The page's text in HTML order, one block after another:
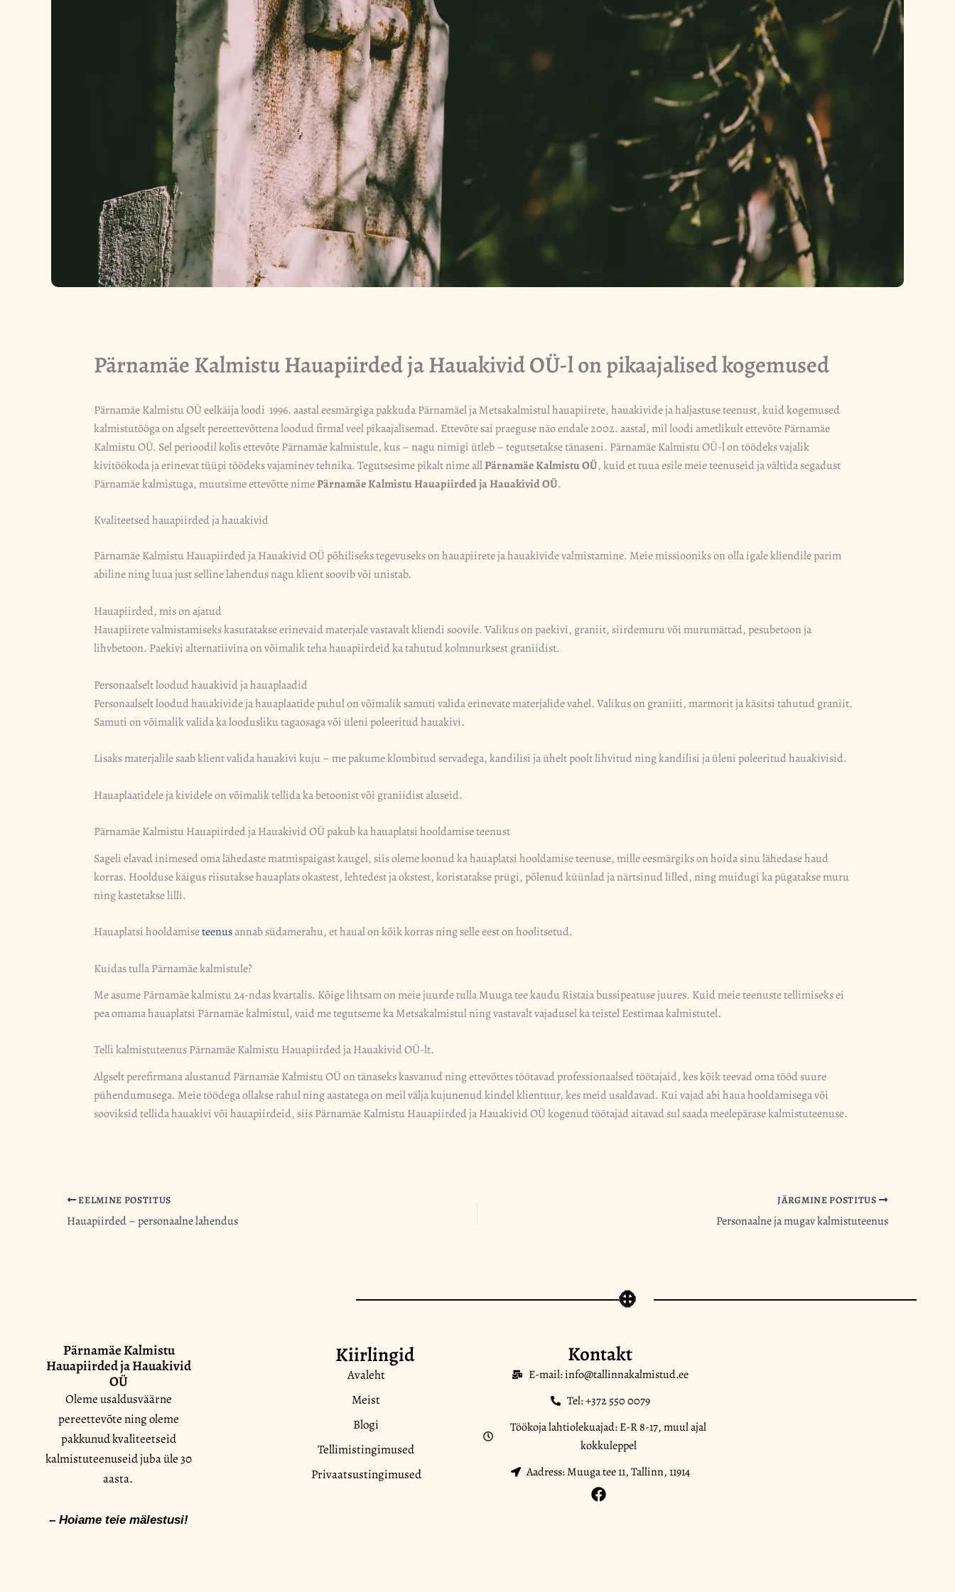
Pärnamäe Kalmistu Hauapiirded ja Hauakivid OÜ-l on pikaajalised kogemused
Pärnamäe Kalmistu OÜ eelkäija loodi 1996. aastal eesmärgiga pakkuda Pärnamäel ja Metsakalmistul hauapiirete, hauakivide ja haljastuse teenust, kuid kogemused
kalmistutööga on algselt pereettevõttena loodud firmal veel pikaajalisemad. Ettevõte sai praeguse näo endale 2002. aastal, mil loodi ametlikult ettevõte Pärnamäe
Kalmistu OÜ. Sel perioodil kolis ettevõte Pärnamäe kalmistule, kus – nagu nimigi ütleb – tegutsetakse tänaseni. Pärnamäe Kalmistu OÜ-l on töödeks vajalik
kivitöökoda ja erinevat tüüpi töödeks vajaminev tehnika. Tegutsesime pikalt nime allPärnamäe Kalmistu OÜ, kuid et tuua esile meie teenuseid ja vältida segadust
Pärnamäe kalmistuga, muutsime ettevõtte nimePärnamäe Kalmistu Hauapiirded ja Hauakivid OÜ.
Kvaliteetsed hauapiirded ja hauakivid
Pärnamäe Kalmistu Hauapiirded ja Hauakivid OÜ põhiliseks tegevuseks on hauapiirete ja hauakivide valmistamine. Meie missiooniks on olla igale kliendile parim
abiline ning luua just selline lahendus nagu klient soovib või unistab.
Hauapiirded, mis on ajatud
Hauapiirete valmistamiseks kasutatakse erinevaid materjale vastavalt kliendi soovile. Valikus on paekivi, graniit, siirdemuru või murumättad, pesubetoon ja
lihvbetoon. Paekivi alternatiivina on võimalik teha hauapiirdeid ka tahutud kolmnurksest graniidist.
Personaalselt loodud hauakivid ja hauaplaadid
Personaalselt loodud hauakivide ja hauaplaatide puhul on võimalik samuti valida erinevate materjalide vahel. Valikus on graniiti, marmorit ja käsitsi tahutud graniit.
Samuti on võimalik valida ka loodusliku tagaosaga või üleni poleeritud hauakivi.
Lisaks materjalile saab klient valida hauakivi kuju – me pakume klombitud servadega, kandilisi ja ühelt poolt lihvitud ning kandilisi ja üleni poleeritud hauakivisid.
Hauaplaatidele ja kividele on võimalik tellida ka betoonist või graniidist aluseid.
Pärnamäe Kalmistu Hauapiirded ja Hauakivid OÜ pakub ka hauaplatsi hooldamise teenust
Sageli elavad inimesed oma lähedaste matmispaigast kaugel, siis oleme loonud ka hauaplatsi hooldamise teenuse, mille eesmärgiks on hoida sinu lähedase haud
korras. Hoolduse käigus riisutakse hauaplats okastest, lehtedest ja okstest, koristatakse prügi, põlenud küünlad ja närtsinud lilled, ning muidugi ka pügatakse muru
ning kastetakse lilli.
Hauaplatsi hooldamiseteenusannab südamerahu, et haual on kõik korras ning selle eest on hoolitsetud.
Kuidas tulla Pärnamäe kalmistule?
Me asume Pärnamäe kalmistu 24-ndas kvartalis. Kõige lihtsam on meie juurde tulla Muuga tee kaudu Ristaia bussipeatuse juures. Kuid meie teenuste tellimiseks ei
pea omama hauaplatsi Pärnamäe kalmistul, vaid me tegutseme ka Metsakalmistul ning vastavalt vajadusel ka teistel Eestimaa kalmistutel.
Telli kalmistuteenus Pärnamäe Kalmistu Hauapiirded ja Hauakivid OÜ-lt.
Algselt perefirmana alustanud Pärnamäe Kalmistu OÜ on tänaseks kasvanud ning ettevõttes töötavad professionaalsed töötajaid, kes kõik teevad oma tööd suure
pühendumusega. Meie töödega ollakse rahul ning aastatega on meil välja kujunenud kindel klientuur, kes meid usaldavad. Kui vajad abi haua hooldamisega või
sooviksid tellida hauakivi või hauapiirdeid, siis Pärnamäe Kalmistu Hauapiirded ja Hauakivid OÜ kogenud töötajad aitavad sul saada meelepärase kalmistuteenuse.
EELMINE POSTITUS
Hauapiirded – personaalne lahendus​
JÄRGMINE POSTITUS
Personaalne ja mugav kalmistuteenus
Pärnamäe Kalmistu
Hauapiirded ja Hauakivid
OÜ
Oleme usaldusväärne
pereettevõte ning oleme
pakkunud kvaliteetseid
kalmistuteenuseid juba üle 30
aasta.
– Hoiame teie mälestusi!
Kiirlingid
Avaleht
Meist
Blogi
Tellimistingimused
Privaatsustingimused
Kontakt
E-mail: info@tallinnakalmistud.ee
Tel: +372 550 0079
Töökoja lahtiolekuajad: E-R 8-17, muul ajal
kokkuleppel
Aadress: Muuga tee 11, Tallinn, 11914
F
a